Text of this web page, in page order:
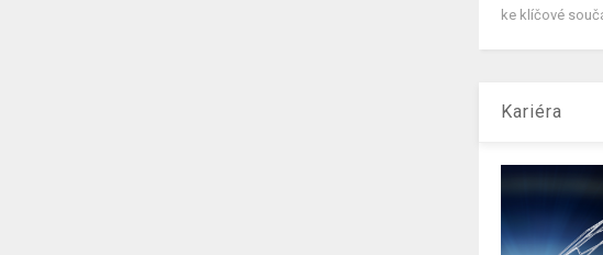
ke klíčové
Kariéra